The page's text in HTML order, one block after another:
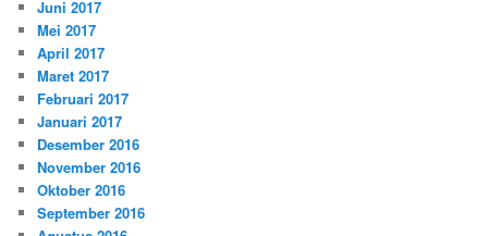
Juni 2017
Mei 2017
April 2017
Maret 2017
Februari 2017
Januari 2017
Desember 2016
November 2016
Oktober 2016
September 2016